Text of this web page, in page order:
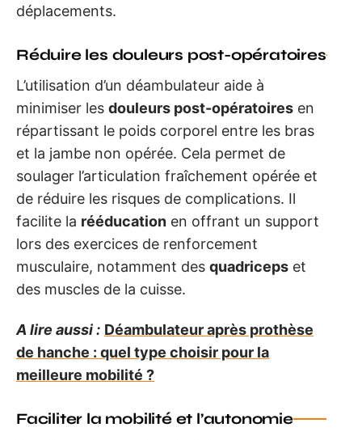
déplacements.
Réduire les douleurs post-opératoires
L’utilisation d’un déambulateur aide à
minimiser les douleurs post-opératoires en
répartissant le poids corporel entre les bras
et la jambe non opérée. Cela permet de
soulager l’articulation fraîchement opérée et
de réduire les risques de complications. Il
facilite la rééducation en offrant un support
lors des exercices de renforcement
musculaire, notamment des quadriceps et
des muscles de la cuisse.
A lire aussi : Déambulateur après prothèse
de hanche : quel type choisir pour la
meilleure mobilité ?
Faciliter la mobilité et l’autonomie